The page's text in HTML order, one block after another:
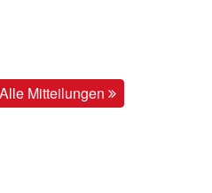
Alle Mitteilungen